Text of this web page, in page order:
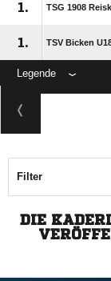
1. TSG 1908
1. TSV Bicken
Legende
Filter
DIE